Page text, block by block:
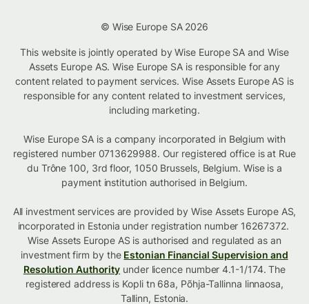
© Wise Europe SA 2026
This website is jointly operated by Wise Europe SA and Wise
Assets Europe AS. Wise Europe SA is responsible for any
content related to payment services. Wise Assets Europe AS is
responsible for any content related to investment services,
including marketing.
Wise Europe SA is a company incorporated in Belgium with
registered number 0713629988. Our registered office is at Rue
du Trône 100, 3rd floor, 1050 Brussels, Belgium. Wise is a
payment institution authorised in Belgium.
All investment services are provided by Wise Assets Europe AS,
incorporated in Estonia under registration number 16267372.
Wise Assets Europe AS is authorised and regulated as an
investment firm by the Estonian Financial Supervision and
Resolution Authority under licence number 4.1-1/174. The
registered address is Kopli tn 68a, Põhja-Tallinna linnaosa,
Tallinn, Estonia.